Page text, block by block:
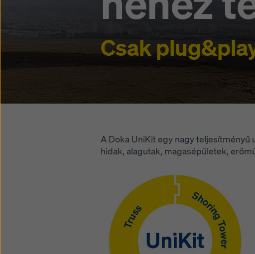
Csak
A Doka UniKit egy nagy
hidak, alagutak, magasépületek,
További
Lehetőséget